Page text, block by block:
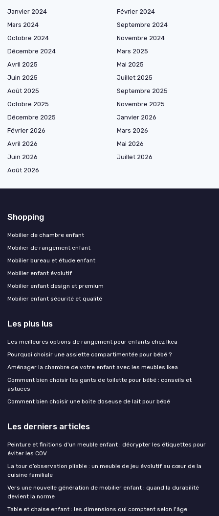
Janvier 2024
Février 2024
Mars 2024
Septembre 2024
Octobre 2024
Novembre 2024
Décembre 2024
Mars 2025
Avril 2025
Mai 2025
Juin 2025
Juillet 2025
Août 2025
Septembre 2025
Octobre 2025
Novembre 2025
Décembre 2025
Janvier 2026
Février 2026
Mars 2026
Avril 2026
Mai 2026
Juin 2026
Juillet 2026
Août 2026
Shopping
Mobilier de chambre enfant
Mobilier de rangement enfant
Mobilier bureau et étude enfant
Mobilier enfant évolutif
Mobilier enfant design et premium
Mobilier enfant sécurité et qualité
Les plus lus
Les meilleures options de rangement pour enfants chez Ikea
Pourquoi choisir une assiette compartimentée pour bébé ?
Aménager la chambre de votre enfant avec les meubles Ikea
Comment bien choisir les gants de toilette pour bébé : conseils et
astuces
Comment bien choisir une boite doseuse de lait pour bébé
Les derniers articles
Peinture et finitions d'un meuble enfant : décrypter les étiquettes pour
éviter les COV
La tour d’observation pliable : un meuble de jeu évolutif au cœur de la
cuisine familiale
Vers une nouvelle génération de mobilier enfant : quand la durabilité
devient la norme
Table et chaise enfant : les dimensions qui comptent selon l'âge